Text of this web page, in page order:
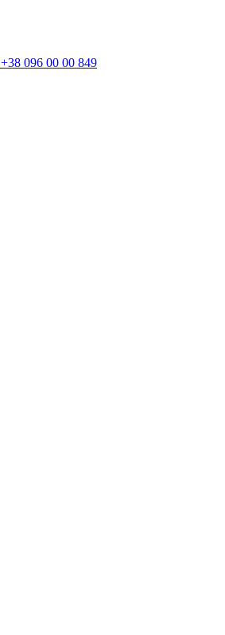
+38 096 00 00 849